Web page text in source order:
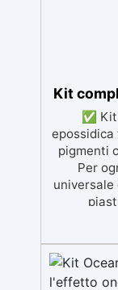
Kit
✅
pigmenti
Per
universale
Guida
finitura